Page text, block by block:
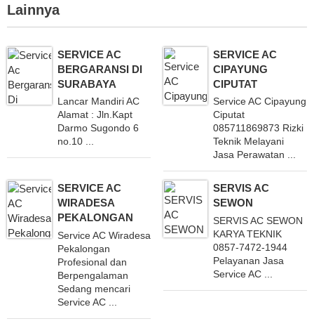
Lainnya
SERVICE AC
BERGARANSI DI
SURABAYA
Lancar Mandiri AC
Alamat : Jln.Kapt
Darmo Sugondo 6
no.10 ...
SERVICE AC
CIPAYUNG
CIPUTAT
Service AC Cipayung
Ciputat
085711869873 Rizki
Teknik Melayani
Jasa Perawatan ...
SERVICE AC
WIRADESA
PEKALONGAN
Service AC Wiradesa
Pekalongan
Profesional dan
Berpengalaman
Sedang mencari
Service AC ...
SERVIS AC
SEWON
SERVIS AC SEWON
KARYA TEKNIK
0857-7472-1944
Pelayanan Jasa
Service AC ...